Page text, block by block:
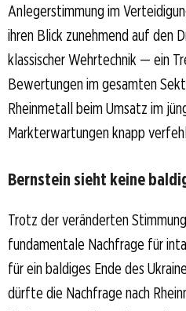
Anlegerstimmung im
ihren Blick zunehmend auf den
klassischer Wehrtechnik — ein
Bewertungen im gesamten
Rheinmetall beim Umsatz im
Markterwartungen knapp
Bernstein sieht keine
Trotz der veränderten
fundamentale Nachfrage für
für ein baldiges Ende des
dürfte die Nachfrage nach